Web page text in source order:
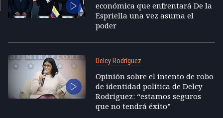
económica que enfrentará De la
Espriella una vez asuma el
poder
Delcy Rodríguez
Opinión sobre el intento de robo
de identidad política de Delcy
Rodríguez: “estamos seguros
que no tendrá éxito”